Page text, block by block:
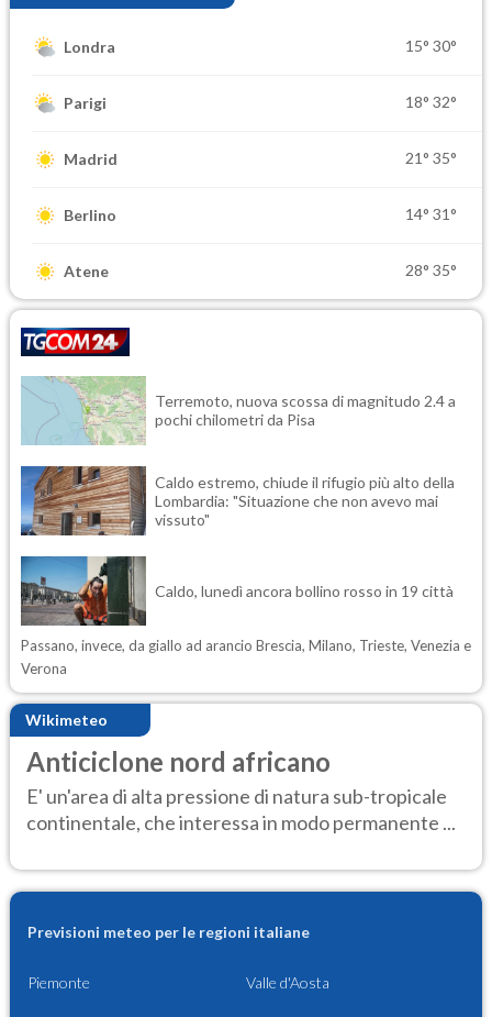
Londra 15° 30°
Parigi 18° 32°
Madrid 21° 35°
Berlino 14° 31°
Atene 28° 35°
Terremoto, nuova scossa di magnitudo 2.4 a
pochi chilometri da Pisa
Caldo estremo, chiude il rifugio più alto della
Lombardia: "Situazione che non avevo mai
vissuto"
Caldo, lunedì ancora bollino rosso in 19 città
Passano, invece, da giallo ad arancio Brescia, Milano, Trieste, Venezia e
Verona
Wikimeteo
Anticiclone nord africano
E' un'area di alta pressione di natura sub-tropicale
continentale, che interessa in modo permanente ...
Previsioni meteo per le regioni italiane
Piemonte Valle d'Aosta